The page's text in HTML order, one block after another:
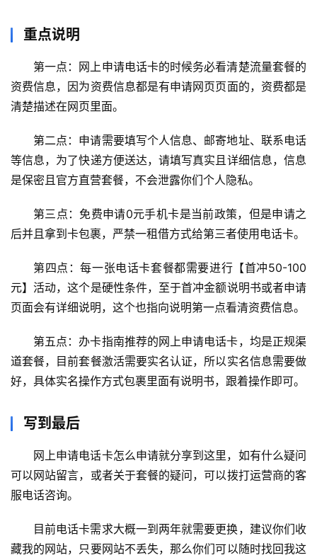
移
I
M
联
餐
信
流
量
指
南
线
登录 注册
重点说明
第一点：网上申请电话卡的时候务必看清楚流量套餐的
资费信息，因为资费信息都是有申请网页页面的，资费都是
清楚描述在网页里面。
第二点：申请需要填写个人信息、邮寄地址、联系电话
等信息，为了快递方便送达，请填写真实且详细信息，信息
是保密且官方直营套餐，不会泄露你们个人隐私。
第三点：免费申请0元手机卡是当前政策，但是申请之
后并且拿到卡包裹，严禁一租借方式给第三者使用电话卡。
第四点：每一张电话卡套餐都需要进行【首冲50-100
元】活动，这个是硬性条件，至于首冲金额说明书或者申请
页面会有详细说明，这个也指向说明第一点看清资费信息。
第五点：办卡指南推荐的网上申请电话卡，均是正规渠
道套餐，目前套餐激活需要实名认证，所以实名信息需要做
好，具体实名操作方式包裹里面有说明书，跟着操作即可。
写到最后
网上申请电话卡怎么申请就分享到这里，如有什么疑问
可以网站留言，或者关于套餐的疑问，可以拨打运营商的客
服电话咨询。
目前电话卡需求大概一到两年就需要更换，建议你们收
藏我的网站，只要网站不丢失，那么你们可以随时找回我这